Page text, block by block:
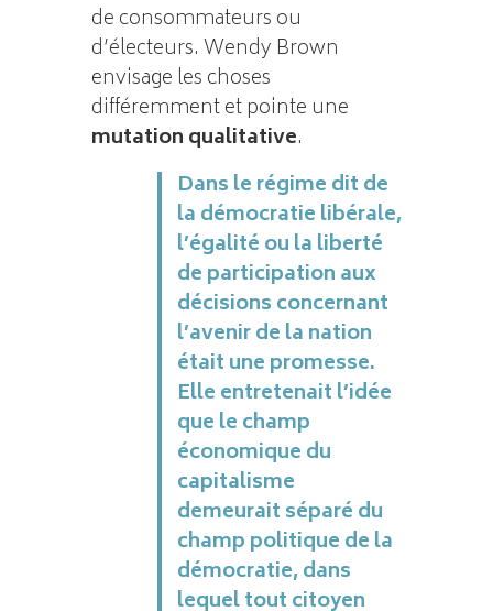
de consommateurs ou
d’électeurs. Wendy Brown
envisage les choses
différemment et pointe une
mutation qualitative.
Dans le régime dit de
la démocratie libérale,
l’égalité ou la liberté
de participation aux
décisions concernant
l’avenir de la nation
était une promesse.
Elle entretenait l’idée
que le champ
économique du
capitalisme
demeurait séparé du
champ politique de la
démocratie, dans
lequel tout citoyen